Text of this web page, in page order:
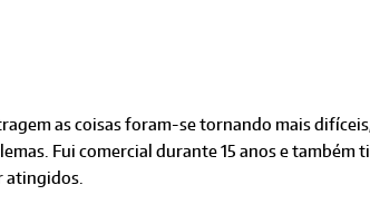
as coisas foram-se tornando mais
Fui comercial durante 15 anos e também
atingidos.